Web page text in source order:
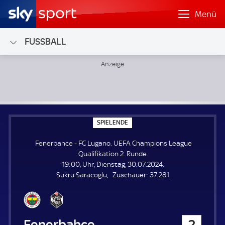
Menü
FUSSBALL
SPIELENDE
P
E
L
E
N
D
E
Fenerbahce - FC Lugano. UEFA Champions League
Qualifikation 2. Runde.
19:00, Uhr, Dienstag, 30.07.2024.
Sukru Saracoglu
Zuschauer: Z
37.281.